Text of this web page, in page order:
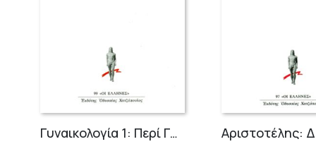
Γυναικολογία 1: Περί Γυναικείων Α΄